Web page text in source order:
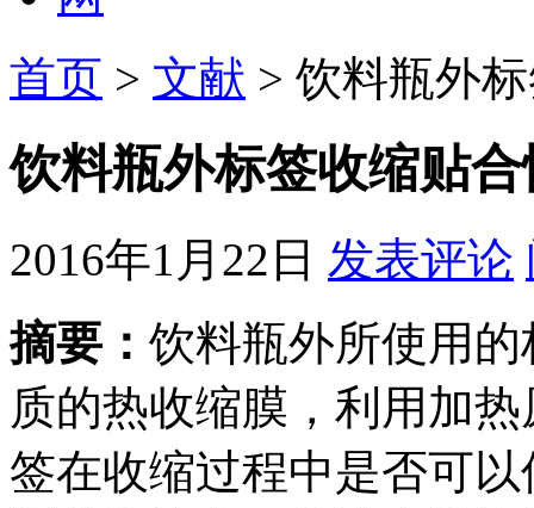
首页 > 文献 > 饮料瓶外
饮料瓶外标签收缩贴
2016年1月22日 发表评论
摘要： 饮料瓶外所使用的
质的热收缩膜，利用加
签在收缩过程中是否可